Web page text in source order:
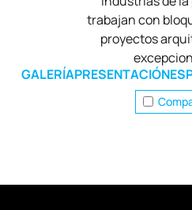
trabajan con
proyectos
GALERÍAPRESENTACIÓN